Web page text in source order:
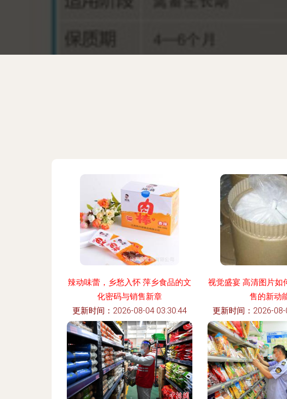
辣动味蕾，乡愁入怀 萍乡食品的文
化密码与销售新章
更新时间：2026-08-04 03:30:44
视觉盛宴 高清图片如
售的新动
更新时间：2026-08-